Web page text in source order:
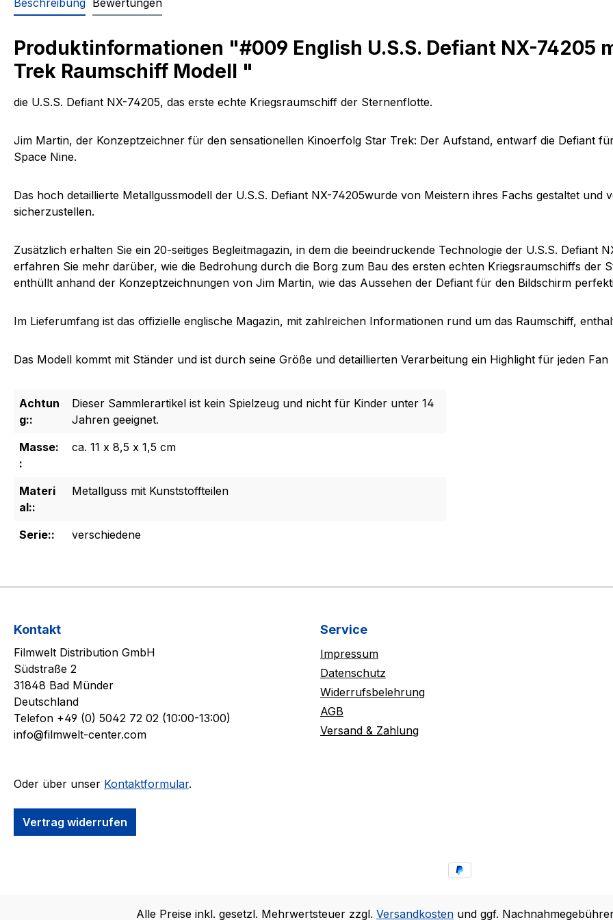
Beschreibung Bewertungen
Produktinformationen "#009 English U.S.S. Defiant NX-74205
Trek Raumschiff Modell "
die U.S.S. Defiant NX-74205, das erste echte Kriegsraumschiff der Sternenflotte.
Jim Martin, der Konzeptzeichner für den sensationellen Kinoerfolg Star Trek: Der Aufstand, entwarf die Defiant
Space Nine.
Das hoch detaillierte Metallgussmodell der U.S.S. Defiant NX-74205wurde von Meistern ihres Fachs gestaltet und
sicherzustellen.
Zusätzlich erhalten Sie ein 20-seitiges Begleitmagazin, in dem die beeindruckende Technologie der U.S.S. Defiant
erfahren Sie mehr darüber, wie die Bedrohung durch die Borg zum Bau des ersten echten Kriegsraumschiffs der
enthüllt anhand der Konzeptzeichnungen von Jim Martin, wie das Aussehen der Defiant für den Bildschirm
Im Lieferumfang ist das offizielle englische Magazin, mit zahlreichen Informationen rund um das Raumschiff,
Das Modell kommt mit Ständer und ist durch seine Größe und detaillierten Verarbeitung ein Highlight für jeden Fan
Achtun
g::
Dieser Sammlerartikel ist kein Spielzeug und nicht für Kinder unter 14
Jahren geeignet.
Masse:
:
ca. 11 x 8,5 x 1,5 cm
Materi
al::
Metallguss mit Kunststoffteilen
Serie:: verschiedene
Kontakt
Filmwelt Distribution GmbH
Südstraße 2
31848 Bad Münder
Deutschland
Telefon +49 (0) 5042 72 02 (10:00-13:00)
info@filmwelt-center.com
Oder über unser Kontaktformular.
Vertrag widerrufen
Service
Impressum
Datenschutz
Widerrufsbelehrung
AGB
Versand & Zahlung
Alle Preise inkl. gesetzl. Mehrwertsteuer zzgl. Versandkosten und ggf.